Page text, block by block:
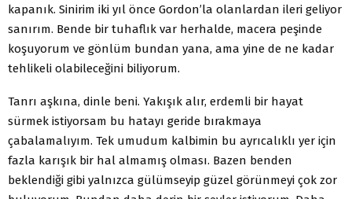
kapanık. Sinirim iki yıl önce Gordon’la olanlardan ileri geliyor
sanırım. Bende bir tuhaflık var herhalde, macera peşinde
koşuyorum ve gönlüm bundan yana, ama yine de ne kadar
tehlikeli olabileceğini biliyorum.
Tanrı aşkına, dinle beni. Yakışık alır, erdemli bir hayat
sürmek istiyorsam bu hatayı geride bırakmaya
çabalamalıyım. Tek umudum kalbimin bu ayrıcalıklı yer için
fazla karışık bir hal almamış olması. Bazen benden
beklendiği gibi yalnızca gülümseyip güzel görünmeyi çok zor